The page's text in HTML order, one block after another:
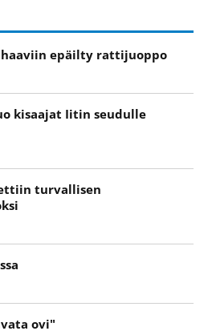
haaviin epäilty rattijuoppo
kisaajat Iitin seudulle
turvallisen
ovi"